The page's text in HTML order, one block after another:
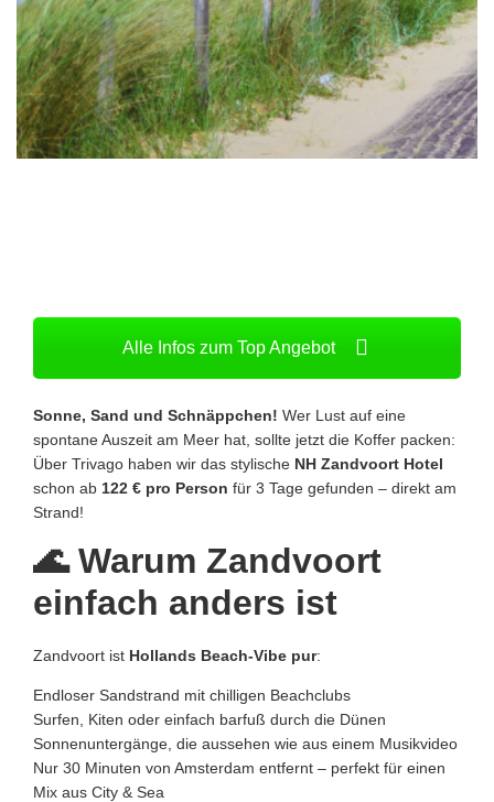
Alle Infos zum Top Angebot
Sonne, Sand und Schnäppchen! Wer Lust auf eine
spontane Auszeit am Meer hat, sollte jetzt die Koffer packen:
Über Trivago haben wir das stylische NH Zandvoort Hotel
schon ab 122 € pro Person für 3 Tage gefunden – direkt am
Strand!
🌊 Warum Zandvoort
einfach anders ist
Zandvoort ist Hollands Beach-Vibe pur:
Endloser Sandstrand mit chilligen Beachclubs
Surfen, Kiten oder einfach barfuß durch die Dünen
Sonnenuntergänge, die aussehen wie aus einem Musikvideo
Nur 30 Minuten von Amsterdam entfernt – perfekt für einen
Mix aus City & Sea